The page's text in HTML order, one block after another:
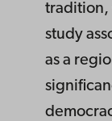
tradition,
study
as a